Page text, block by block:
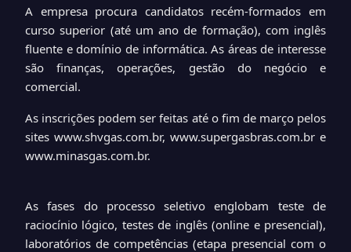
A empresa procura candidatos recém-formados em
curso superior (até um ano de formação), com inglês
fluente e domínio de informática. As áreas de interesse
são finanças, operações, gestão do negócio e
comercial.
As inscrições podem ser feitas até o fim de março pelos
sites www.shvgas.com.br, www.supergasbras.com.br e
www.minasgas.com.br.
As fases do processo seletivo englobam teste de
raciocínio lógico, testes de inglês (online e presencial),
laboratórios de competências (etapa presencial com o